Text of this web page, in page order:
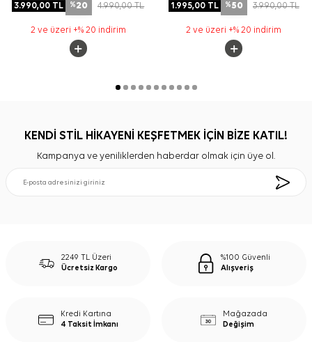
3.990,00 TL %20 4.990,00TL
2 ve üzeri +% 20 indirim
1.995,00TL %50 3.990,00TL
2 ve üzeri +% 20 indirim
KENDİ STİL HİKAYENİ KEŞFETMEK İÇİN BİZE KATIL!
Kampanya ve yeniliklerden haberdar olmak için üye ol.
2249 TL Üzeri
Ücretsiz Kargo
%100 Güvenli
Alışveriş
Kredi Kartına
4 Taksit İmkanı
Mağazada
Değişim